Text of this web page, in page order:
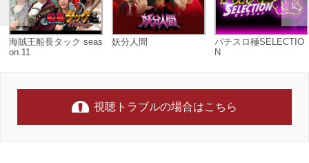
海賊王船長タック seas
on.11
妖分人間
パチスロ極SELECTIO
N
視聴トラブルの場合はこちら